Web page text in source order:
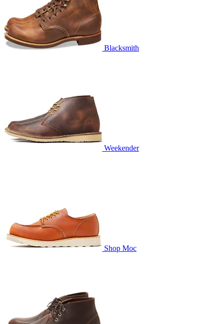
Blacksmith
Weekender
Shop Moc